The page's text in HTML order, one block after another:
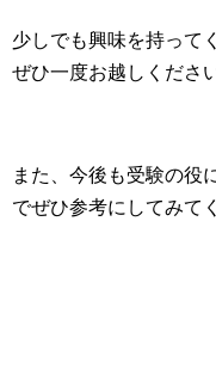
少しでも興味を持って
ぜひ一度お越しくださ
また、今後も受験の役
でぜひ参考にしてみて